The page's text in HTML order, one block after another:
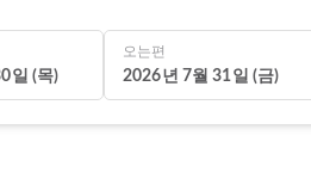
일 (목)
오는편
2026년 7월 31일 (금)